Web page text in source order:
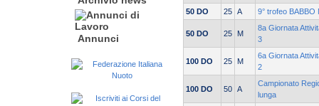
Annunci
50 DO
25 A 9° trofeo BABBO
50 DO 25 M
8a Giornata
3
100 DO 25 M
6a Giornata
2
100 DO 50 A
Campionato
lunga